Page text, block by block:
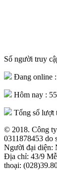
Số người truy
Đang online :
Hôm nay : 55
Tổng số lượt
© 2018. Công
0311878453
Người đại diện:
Địa chỉ: 43/9
thoại: